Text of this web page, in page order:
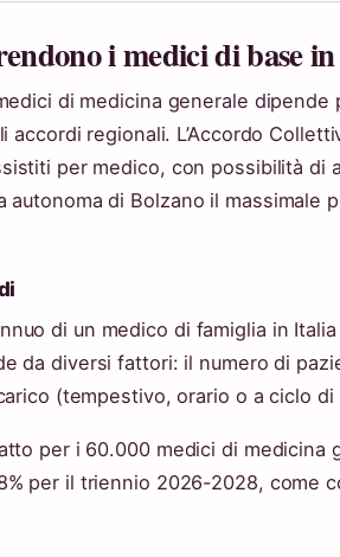
i medici di base
di medicina generale
accordi regionali. L’Accordo
per medico, con possibilità di
autonoma di Bolzano il massimale
di un medico di famiglia in
da diversi fattori: il numero di
(tempestivo, orario o a ciclo
per i 60.000 medici di medicina
per il triennio 2026-2028, come